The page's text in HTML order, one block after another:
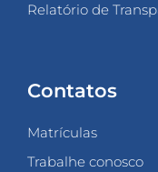
Relatório de
Contatos
Matrículas
Trabalhe conosco